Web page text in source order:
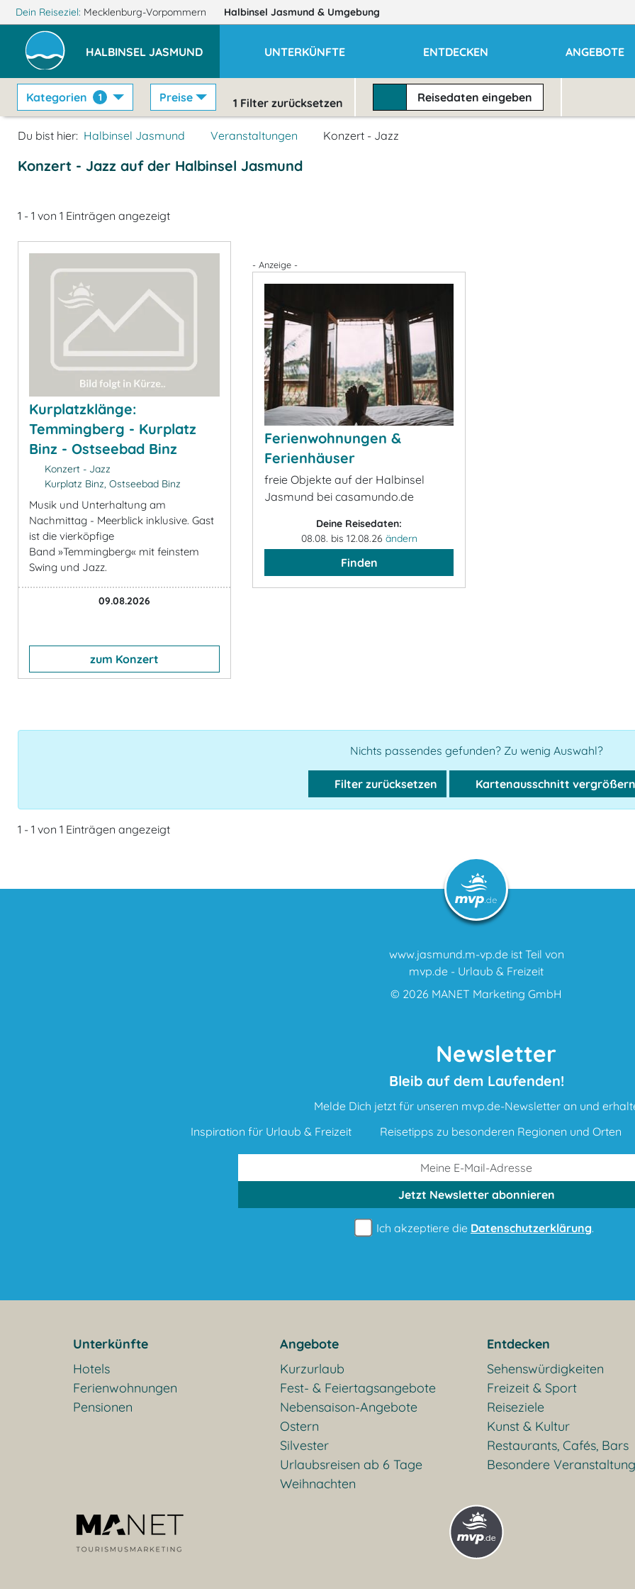
Dein Reiseziel: Mecklenburg-Vorpommern Halbinsel Jasmund & Umgebung
HALBINSEL JASMUND UNTERKÜNFTE ENTDECKEN ANGEBOTE
Kategorien 1 Preise 1 Filter zurücksetzen Reisedateneingeben
Du bist hier: Halbinsel Jasmund Veranstaltungen Konzert - Jazz
Konzert - Jazz auf der Halbinsel Jasmund
1 - 1 von 1 Einträgen angezeigt
Kurplatzklänge:
Temmingberg - Kurplatz
Binz - Ostseebad Binz
Konzert - Jazz
Kurplatz Binz, Ostseebad Binz
Musik und Unterhaltung am
Nachmittag - Meerblick inklusive. Gast
ist die vierköpfige
Band »Temmingberg« mit feinstem
Swing und Jazz.
09.08.2026
zum Konzert
- Anzeige -
Ferienwohnungen &
Ferienhäuser
freie Objekte auf der Halbinsel
Jasmund bei casamundo.de
Deine Reisedaten:
08.08. bis 12.08.26 ändern
Finden
Nichts passendes gefunden? Zu wenig Auswahl?
Filter zurücksetzen Kartenausschnitt vergrößern
1 - 1 von 1 Einträgen angezeigt
www.jasmund.m-vp.de ist Teil von
mvp.de - Urlaub & Freizeit
© 2026 MANET Marketing GmbH
Newsletter
Bleib auf dem Laufenden!
Melde Dich jetzt für unseren mvp.de-Newsletter an und
Inspiration für Urlaub & Freizeit
Reisetipps zu besonderen Regionen und Orten
Jetzt Newsletterabonnieren
Ich akzeptiere die Datenschutzerklärung.
Unterkünfte
Hotels
Ferienwohnungen
Pensionen
Angebote
Kurzurlaub
Fest- & Feiertagsangebote
Nebensaison-Angebote
Ostern
Silvester
Urlaubsreisen ab 6 Tage
Weihnachten
Entdecken
Sehenswürdigkeiten
Freizeit & Sport
Reiseziele
Kunst & Kultur
Restaurants, Cafés, Bars
Besondere